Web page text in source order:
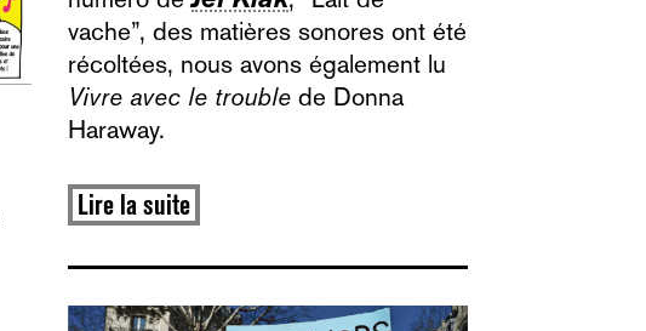
vache”, des matières sonores ont été
récoltées, nous avons également lu
Vivre avec le trouble de Donna
Haraway.
Lire la suite